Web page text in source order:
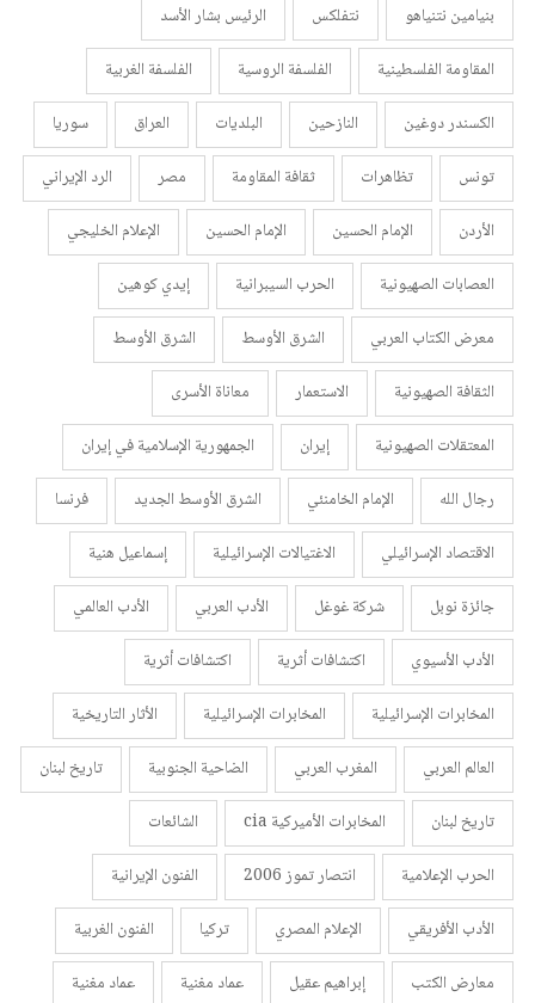
بنيامين نتنياهو
نتفلكس
الرئيس بشار الأسد
المقاومة الفلسطينية
الفلسفة الروسية
الفلسفة الغربية
الكسندر دوغين
النازحين البلديات العراق
سوريا
تونس
تظاهرات ثقافة المقاومة مصر
الرد الإيراني
الأردن
الإمام الحسين الإمام الحسين
الإعلام الخليجي
العصابات الصهيونية
الحرب السيبرانية
إيدي كوهين
معرض الكتاب العربي
الشرق الأوسط
الشرق الأوسط
الثقافة الصهيونية
الاستعمار
معاناة الأسرى
المعتقلات الصهيونية
إيران
الجمهورية الإسلامية في إيران
رجال الله
الإمام الخامنئي الشرق الأوسط الجديد
فرنسا
الاقتصاد الإسرائيلي
الاغتيالات الإسرائيلية
إسماعيل هنية
جائزة نوبل
شركة غوغل الأدب العربي
الأدب العالمي
الأدب الأسيوي
اكتشافات أثرية
اكتشافات أثرية
المخابرات الإسرائيلية
المخابرات الإسرائيلية
الأثار التاريخية
العالم العربي
المغرب العربي الضاحية الجنوبية
تاريخ لبنان
تاريخ لبنان
المخابرات الأميركية cia
الشائعات
الحرب الإعلامية
انتصار تموز 2006
الفنون الإيرانية
الأدب الأفريقي
الإعلام المصري تركيا
الفنون الغربية
معارض الكتب
إبراهيم عقيل عماد مغنية
عماد مغنية